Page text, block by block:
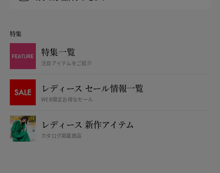
特集
特集一覧
注目アイテムをご紹介
レディース セール情報一覧
WEB限定お得なセール
レディース 新作アイテム
カタログ掲載商品